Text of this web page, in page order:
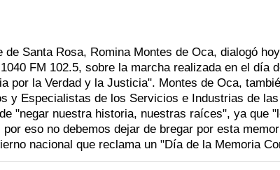
Santa Rosa, Romina Montes de Oca, dialogó
FM 102.5, sobre la marcha realizada en el día
por la Verdad y la Justicia". Montes de Oca,
y Especialistas de los Servicios e Industrias de las
"negar nuestra historia, nuestras raíces", ya que
eso no debemos dejar de bregar por esta
nacional que reclama un "Día de la Memoria